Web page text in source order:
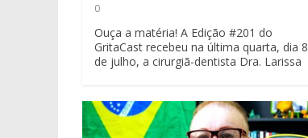
0
Ouça a matéria! A Edição #201 do
GritaCast recebeu na última quarta, dia 8
de julho, a cirurgiã-dentista Dra. Larissa